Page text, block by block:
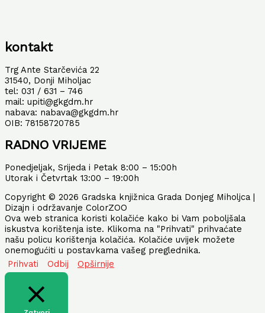
kontakt
Trg Ante Starčevića 22
31540, Donji Miholjac
tel: 031 / 631 – 746
mail: upiti@gkgdm.hr
nabava: nabava@gkgdm.hr
OIB: 78158720785
RADNO VRIJEME
Ponedjeljak, Srijeda i Petak 8:00 – 15:00h
Utorak i Četvrtak 13:00 – 19:00h
Copyright © 2026 Gradska knjižnica Grada Donjeg Miholjca |
Dizajn i održavanje ColorZOO
Ova web stranica koristi kolačiće kako bi Vam poboljšala
iskustva korištenja iste. Klikoma na "Prihvati" prihvaćate
našu policu korištenja kolačića. Kolačiće uvijek možete
onemogućiti u postavkama vašeg preglednika.
Prihvati
Odbij Opširnije